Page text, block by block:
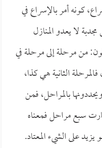
كونه أمر بالإسراع في
لا يعدو المنازل
من مرحلة إلى مرحلة في
الثانية هي كذا،
بالمراحل، فمن
سبع مراحل فمعناه
على الشيء المعتاد.